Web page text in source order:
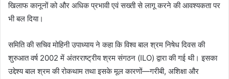
खिलाफ कानूनों को और अधिक प्रभावी एवं सख्ती से लागू करने की आवश्यकता पर
भी बल दिया।
समिति की सचिव मोहिनी उपाध्याय ने कहा कि विश्व बाल श्रम निषेध दिवस की
शुरुआत वर्ष 2002 में अंतरराष्ट्रीय श्रम संगठन (ILO) द्वारा की गई थी। इसका
उद्देश्य बाल श्रम की रोकथाम तथा इसके मूल कारणों—गरीबी, अशिक्षा और